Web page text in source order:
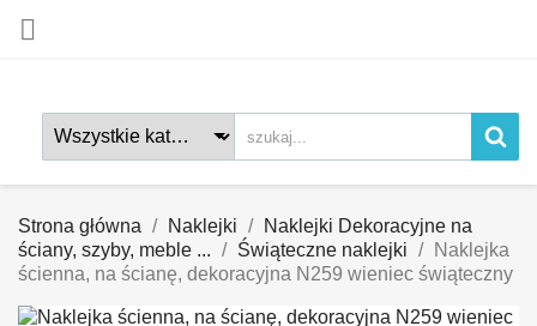

Strona główna Naklejki
Naklejki Dekoracyjne na
ściany, szyby, meble ...
Świąteczne naklejki
Naklejka
ścienna, na ścianę, dekoracyjna N259 wieniec świąteczny